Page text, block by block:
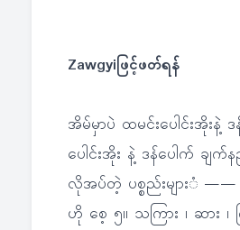
Zawgyiဖြင့်ဖတ်ရန်
အိမ်မှာပဲ ထမင်းပေါင်းအိုးနဲ့
ပေါင်းအိုး နဲ့ ဒန်ပေါက် ချက်
လိုအပ်တဲ့ ပစ္စည်းများံ —— ၁
ဟို စေ့ ၅။ သကြား ၊ ဆား